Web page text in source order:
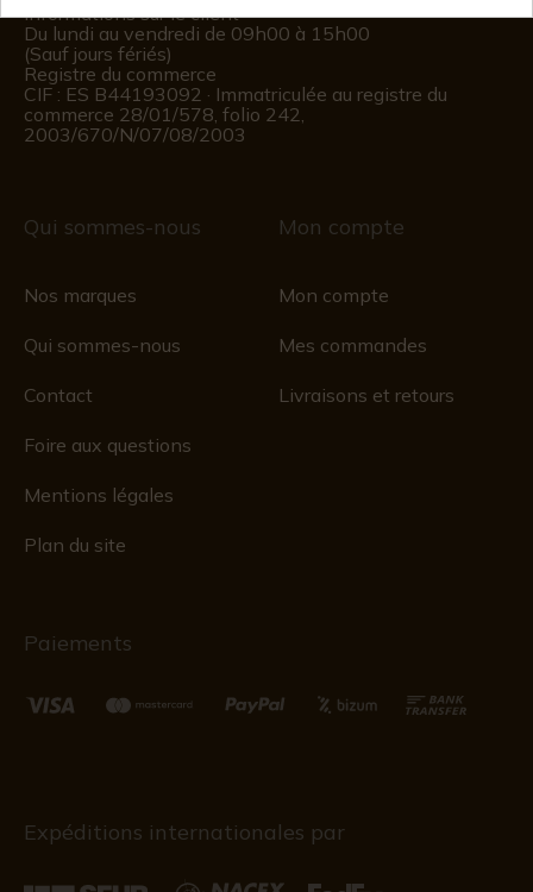
Informations sur le client
Du lundi au vendredi de 09h00 à 15h00
(Sauf jours fériés)
Registre du commerce
CIF : ES B44193092 · Immatriculée au registre du
commerce 28/01/578, folio 242,
2003/670/N/07/08/2003
Qui sommes-nous
Nos marques
Qui sommes-nous
Contact
Foire aux questions
Mentions légales
Plan du site
Mon compte
Mon compte
Mes commandes
Livraisons et retours
Paiements
Expéditions internationales par